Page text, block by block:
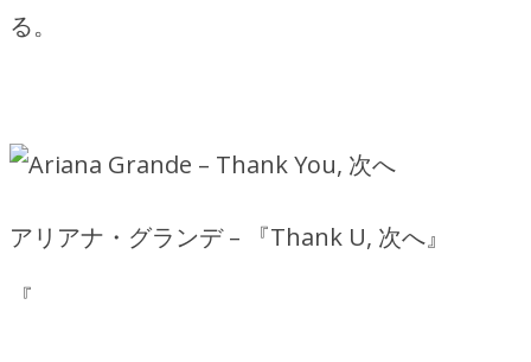
る。
アリアナ・グランデ – 『Thank U, 次へ』
『